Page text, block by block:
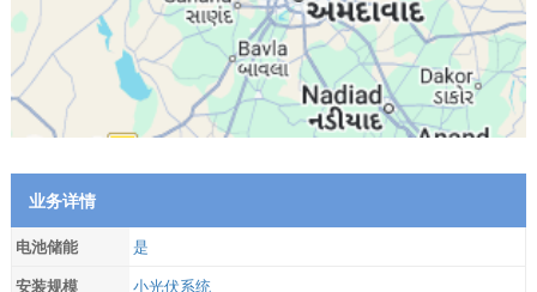
业务详情
电池储能
是
安装规模
小光伏系统